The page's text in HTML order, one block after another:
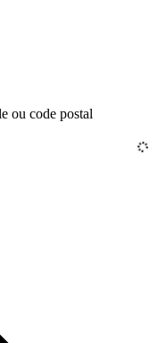
ou code postal